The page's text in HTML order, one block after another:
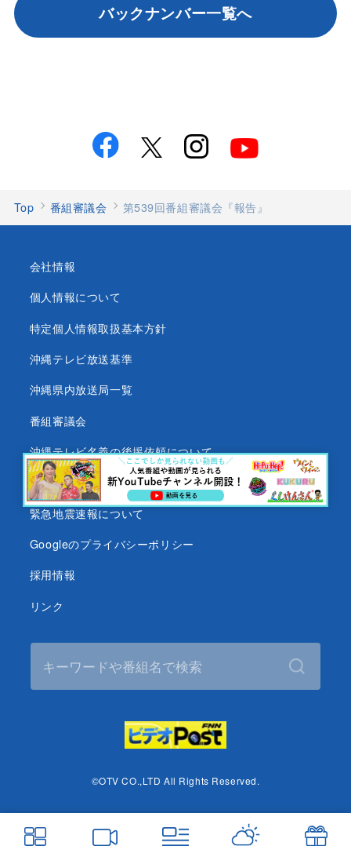
バックナンバー一覧へ
Top 番組審議会 第539回番組審議会『報告』
会社情報
個人情報について
特定個人情報取扱基本方針
沖縄テレビ放送基準
沖縄県内放送局一覧
番組審議会
沖縄テレビ名義の後援依頼について
テレビ視聴データについて
緊急地震速報について
Googleのプライバシーポリシー
採用情報
リンク
©OTV CO.,LTD All Rights Reserved.